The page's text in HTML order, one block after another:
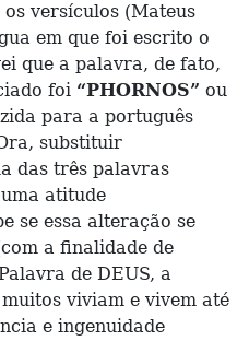
versículos (Mateus
em que foi escrito o
que a palavra, de fato,
foi “PHORNOS” ou
para a português
substituir
das três palavras
atitude
se essa alteração se
a finalidade de
de DEUS, a
viviam e vivem até
e ingenuidade